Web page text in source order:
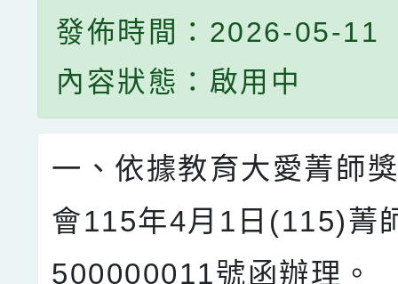
發佈時間：2026-05-11
內容狀態：啟用中
一、依據教育大愛菁師
會115年4月1日(115)菁
500000011號函辦理。